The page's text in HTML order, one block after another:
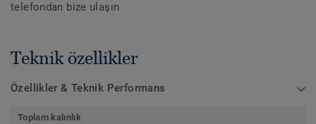
telefondan bize ulaşın
Teknik özellikler
Özellikler & Teknik Performans
Toplam kalınlık